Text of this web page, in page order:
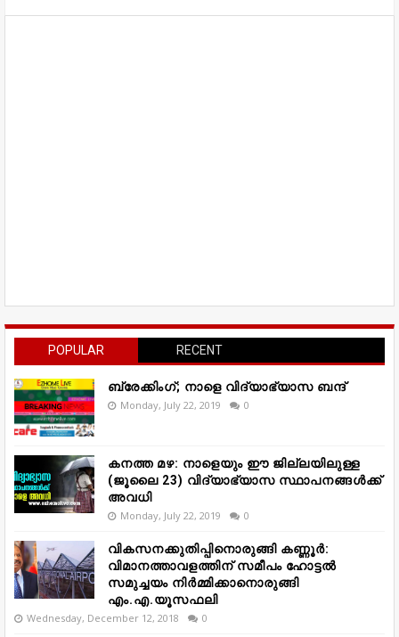
POPULAR RECENT
ബ്രേക്കിംഗ്; നാളെ വിദ്യാഭ്യാസ ബന്ദ്
Monday, July 22, 2019 0
കനത്ത മഴ: നാളെയും ഈ ജില്ലയിലുള്ള
(ജൂലൈ 23) വിദ്യാഭ്യാസ സ്ഥാപനങ്ങൾക്ക്
അവധി
Monday, July 22, 2019 0
വികസനക്കുതിപ്പിനൊരുങ്ങി കണ്ണൂർ:
വിമാനത്താവളത്തിന് സമീപം ഹോട്ടൽ
സമുച്ചയം നിർമ്മിക്കാനൊരുങ്ങി
എം.എ.യൂസഫലി
Wednesday, December 12, 2018 0